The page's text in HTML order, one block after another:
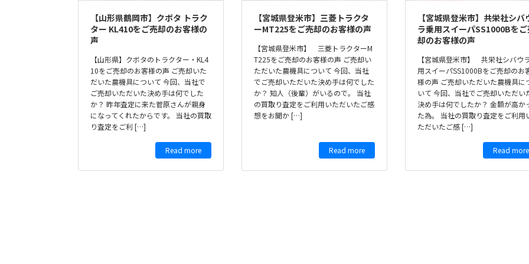
【山形県鶴岡市】クボタ トラク
ター KL410をご売却のお客様の
声
【山形県】クボタのトラクター・KL4
10をご売却のお客様の声 ご売却いた
だいた農機具について 今回、当社で
ご売却いただいた決め手は何でした
か？ 昨年査定に来た菅原さんが親身
になってくれたからです。 当社の買取
り査定をご利 […]
Read more
【宮城県登米市】三菱トラクタ
ーMT225をご売却のお客様の声
【宮城県登米市】 三菱トラクターM
T225をご売却のお客様の声 ご売却い
ただいた農機具について 今回、当社
でご売却いただいた決め手は何でした
か？ 知人（後輩）がいるので。 当社
の買取り査定をご利用いただいたご感
想をお聞か […]
Read more
【宮城県登米市】共栄社シバ
ラ乗用スイーパSS1000Bを
却のお客様の声
【宮城県登米市】 共栄社シバウ
用スイーパSS1000Bをご売却のお
様の声 ご売却いただいた農機具に
いて 今回、当社でご売却いただい
決め手は何でしたか？ 金額が高か
た為。 当社の買取り査定をご利用
ただいたご感 […]
Read more